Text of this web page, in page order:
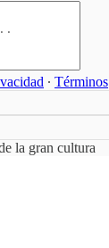
∙ Términos
la gran cultura